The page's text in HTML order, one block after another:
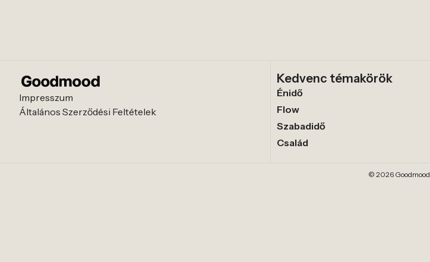
Impresszum
Általános Szerződési Feltételek
Kedvenc témakörök
Énidő
Flow
Szabadidő
Család
© 2026 Goodmood